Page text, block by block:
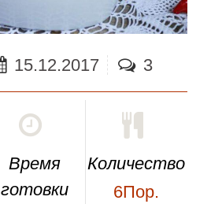
15.12.2017 3
Время
готовки
Количество
6Пор.